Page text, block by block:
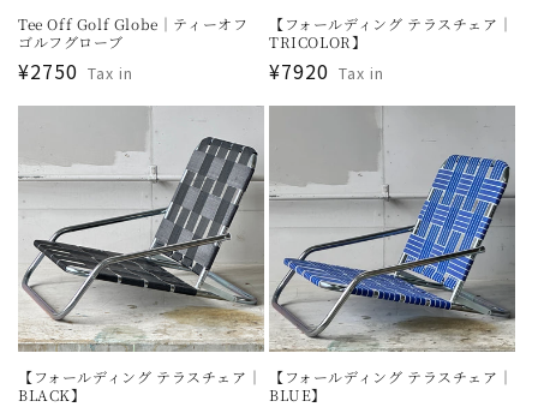
Tee Off Golf Globe｜ティーオフ
ゴルフグローブ
通
常
格
¥2750 Tax in
【フォールディング テラスチェア｜
TRICOLOR】
通
常
¥7920 Tax in
【フォールディング テラスチェア｜
BLACK】
【フォールディング テラスチェア｜
BLUE】